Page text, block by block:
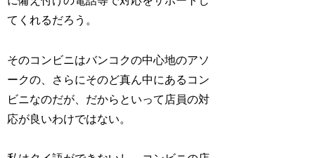
てくれるだろう。
そのコンビニはバンコクの中心地のアソ
ークの、さらにそのど真ん中にあるコン
ビニなのだが、だからといって店員の対
応が良いわけではない。